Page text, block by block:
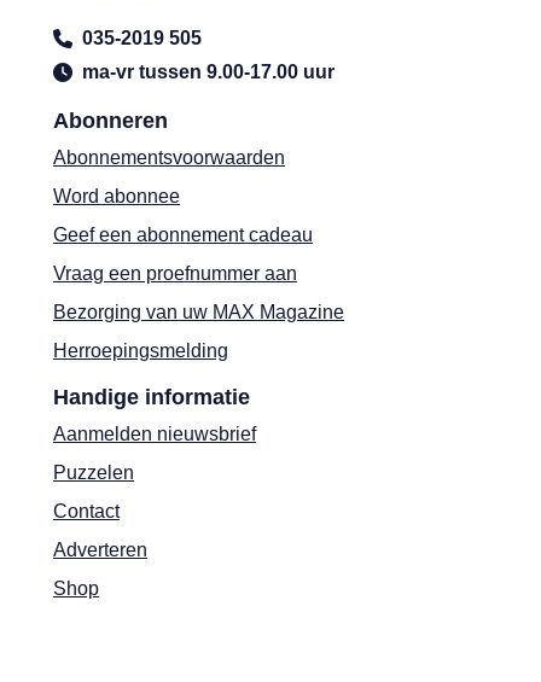
Abonneren
Abonnementsvoorwaarden
Word abonnee
Geef een abonnement cadeau
Vraag een proefnummer aan
Bezorging van uw MAX Magazine
Herroepingsmelding
Handige informatie
Aanmelden nieuwsbrief
Puzzelen
Contact
Adverteren
Shop
035-2019 505
ma-vr tussen 9.00-17.00 uur